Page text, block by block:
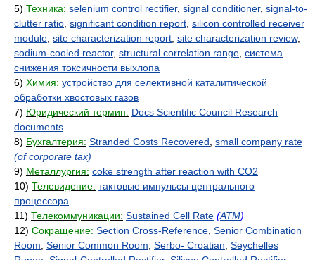
5) Техника: selenium control rectifier, signal conditioner, signal-to-
clutter ratio significant condition report silicon controlled receiver
module site characterization report site characterization review,
sodium-cooled reactor, structural correlation range система
снижения токсичности выхлопа
6) Химия: устройство для селективной каталитической
обработки хвостовых газов
7) Юридический термин: Docs Scientific Council Research
documents
8) Бухгалтерия: Stranded Costs Recovered small company rate
(of corporate tax)
9) Металлургия: coke strength after reaction with CO2
10) Телевидение: тактовые импульсы центрального
процессора
11) Телекоммуникации: Sustained Cell Rate (ATM)
12) Сокращение: Section Cross-Reference Senior Combination
Room Senior Common Room Serbo- Croatian Seychelles